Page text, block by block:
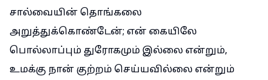
சால்வையின் தொங்கலை
அறுத்துக்கொண்டேன்; என் கையிலே
பொல்லாப்பும் துரோகமும் இல்லை என்றும்,
உமக்கு நான் குற்றம் செய்யவில்லை என்றும்